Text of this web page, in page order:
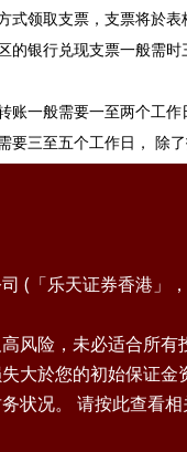
式领取支票，支票将於
的银行兑现支票一般需
账一般需要一至两个工
要三至五个工作日， 除
(「乐天证券香港」
风险，未必适合所
大於您的初始保证
状况。 请按此查看相